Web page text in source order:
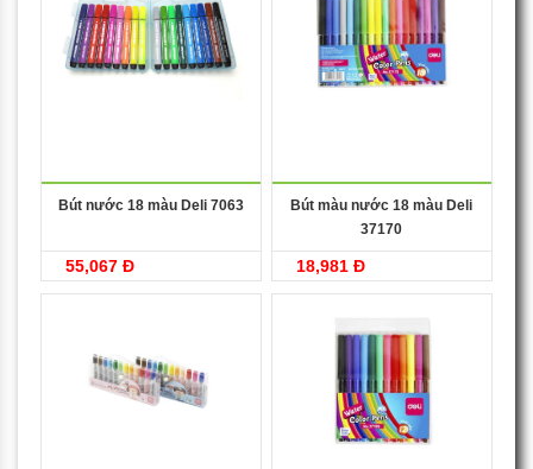
Bút nước 18 màu Deli 7063
55,067 Đ
Bút màu nước 18 màu Deli
37170
18,981 Đ